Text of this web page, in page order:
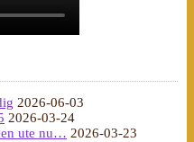
2026-06-03
2026-03-24
ute nu… 2026-03-23